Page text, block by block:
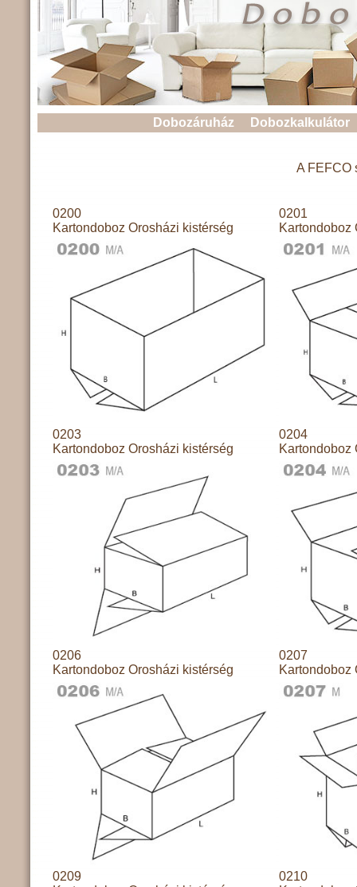
Dobozáruház Dobozkalkulátor
A FEFCO
0200
Kartondoboz Orosházi kistérség
0201
Kartondoboz
0203
Kartondoboz Orosházi kistérség
0204
Kartondoboz
0206
Kartondoboz Orosházi kistérség
0207
Kartondoboz
0209
0210